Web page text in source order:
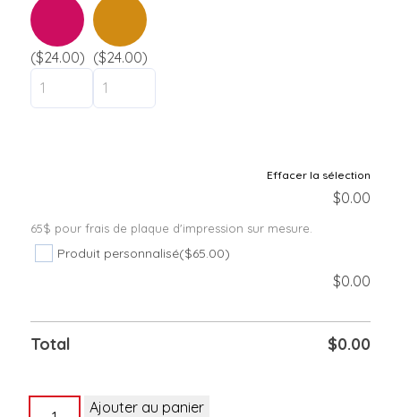
($24.00) ($24.00)
Effacer la sélection
$0.00
65$ pour frais de plaque d'impression sur mesure.
Produit personnalisé($65.00)
$0.00
Total $0.00
Ajouter au panier